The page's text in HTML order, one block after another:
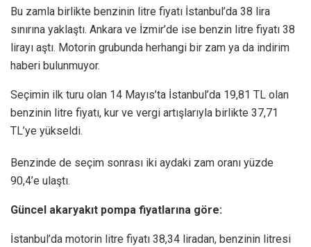
Bu zamla birlikte benzinin litre fiyatı İstanbul’da 38 lira
sınırına yaklaştı. Ankara ve İzmir’de ise benzin litre fiyatı 38
lirayı aştı. Motorin grubunda herhangi bir zam ya da indirim
haberi bulunmuyor.
Seçimin ilk turu olan 14 Mayıs’ta İstanbul’da 19,81 TL olan
benzinin litre fiyatı, kur ve vergi artışlarıyla birlikte 37,71
TL’ye yükseldi.
Benzinde de seçim sonrası iki aydaki zam oranı yüzde
90,4’e ulaştı.
Güncel akaryakıt pompa fiyatlarına göre:
İstanbul’da motorin litre fiyatı 38,34 liradan, benzinin litresi